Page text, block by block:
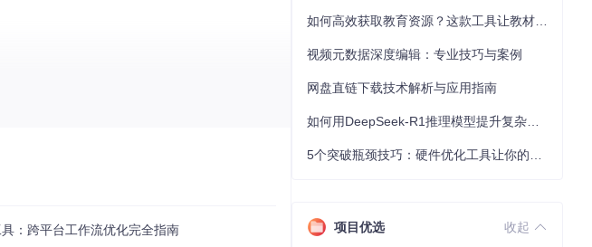
：跨平台工作流优化完全指南
视频元数据深度编辑：专业技巧与案例
网盘直链下载技术解析与应用指南
项目优选 收起